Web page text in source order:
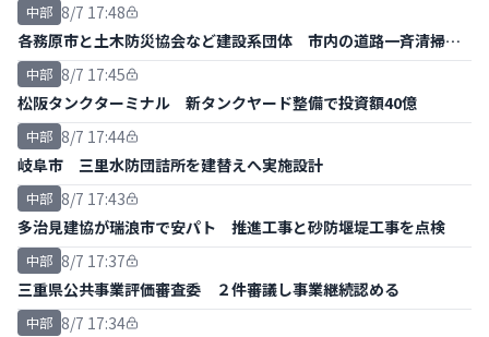
中部 8/7 17:48
各務原市と土木防災協会など建設系団体 市内の道路一斉清掃ボ
ランティア
中部 8/7 17:45
松阪タンクターミナル 新タンクヤード整備で投資額40億
中部 8/7 17:44
岐阜市 三里水防団詰所を建替えへ実施設計
中部 8/7 17:43
多治見建協が瑞浪市で安パト 推進工事と砂防堰堤工事を点検
中部 8/7 17:37
三重県公共事業評価審査委 ２件審議し事業継続認める
中部 8/7 17:34